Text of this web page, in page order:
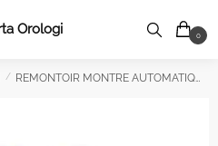
0
/ REMONTOIR MONTRE AUTOMATIQUE BOIS VERNIS 10 Posti